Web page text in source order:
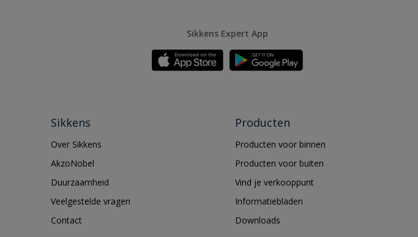
Sikkens Expert App
Sikkens
Over Sikkens
AkzoNobel
Duurzaamheid
Veelgestelde vragen
Contact
Producten
Producten voor binnen
Producten voor buiten
Vind je verkooppunt
Informatiebladen
Downloads